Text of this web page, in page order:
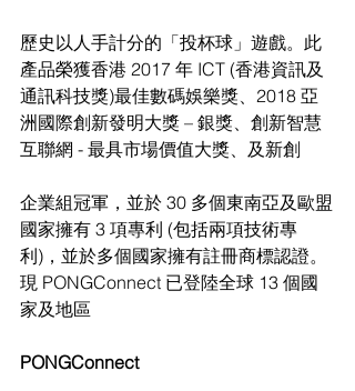
歷史以人手計分的「投杯球」遊戲。此
產品榮獲香港 2017 年 ICT (香港資訊及
通訊科技獎)最佳數碼娛樂獎、2018 亞
洲國際創新發明大獎 – 銀獎、創新智慧
互聯網 - 最具市場價值大獎、及新創
企業組冠軍，並於 30 多個東南亞及歐盟
國家擁有 3 項專利 (包括兩項技術專
利)，並於多個國家擁有註冊商標認證。
現 PONGConnect 已登陸全球 13 個國
家及地區
PONGConnect